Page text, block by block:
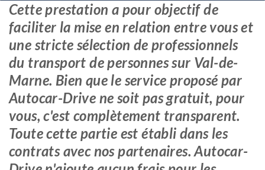
Cette prestation a pour objectif de
faciliter la mise en relation entre vous et
une stricte sélection de professionnels
du transport de personnes sur Val-de-
Marne. Bien que le service proposé par
Autocar-Drive ne soit pas gratuit, pour
vous, c'est complètement transparent.
Toute cette partie est établi dans les
contrats avec nos partenaires. Autocar-